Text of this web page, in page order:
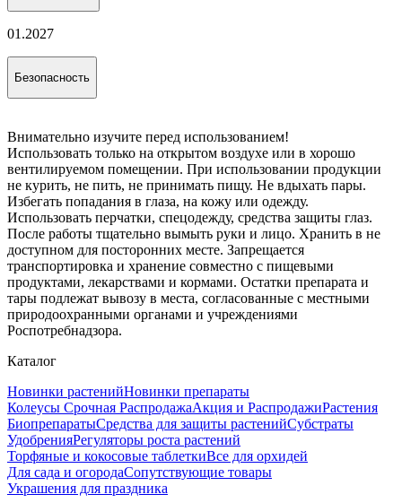
01.2027
Безопасность
Внимательно изучите перед использованием!
Использовать только на открытом воздухе или в хорошо
вентилируемом помещении. При использовании продукции
не курить, не пить, не принимать пищу. Не вдыхать пары.
Избегать попадания в глаза, на кожу или одежду.
Использовать перчатки, спецодежду, средства защиты глаз.
После работы тщательно вымыть руки и лицо. Хранить в не
доступном для посторонних месте. Запрещается
транспортировка и хранение совместно с пищевыми
продуктами, лекарствами и кормами. Остатки препарата и
тары подлежат вывозу в места, согласованные с местными
природоохранными органами и учреждениями
Роспотребнадзора.
Каталог
Новинки растенийНовинки препараты
Колеусы Срочная РаспродажаАкция и РаспродажиРастения
БиопрепаратыСредства для защиты растенийСубстраты
УдобренияРегуляторы роста растений
Торфяные и кокосовые таблеткиВсе для орхидей
Для сада и огородаСопутствующие товары
Украшения для праздника